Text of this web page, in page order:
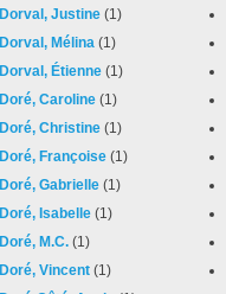
Dorval, Justine (1)
Dorval, Mélina (1)
Dorval, Étienne (1)
Doré, Caroline (1)
Doré, Christine (1)
Doré, Françoise (1)
Doré, Gabrielle (1)
Doré, Isabelle (1)
Doré, M.C. (1)
Doré, Vincent (1)